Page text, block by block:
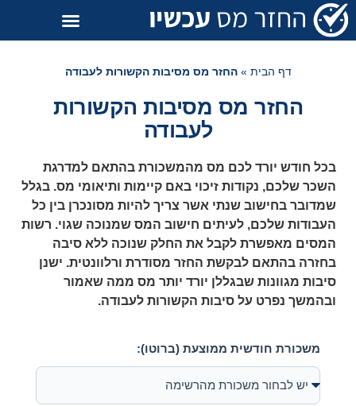
דף הבית »החזר מס מסיבות הקשורות לעבודה
החזר מס מסיבות הקשורות
לעבודה
בכל חודש יורד לכם מס מהמשכורת בהתאם למדרגת
השכר שלכם, נקודות זיכוי באם קיימות ותיאומי מס. בגלל
שמדובר בחישוב שנתי אשר צריך להיות מסונכרן בין כל
העבודות שלכם, לעיתים חישוב המס שמנוכה שגוי. רשות
המסים מאפשרת לקבל את החלק שנוכה ללא סיבה
בחזרה בהתאם לבקשת החזר מסודרת ורלוונטית. ישנן
סיבות מגוונות שבגללן יורד יותר מס ממה שאמור
ובהמשך נפרט על סיבות הקשורות לעבודה.
משכורת חודשית ממוצעת (ברוטו):